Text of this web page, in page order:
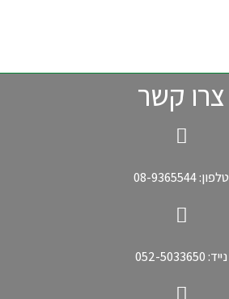
צרו קשר
טלפון: 08-9365544
נייד: 052-5033650